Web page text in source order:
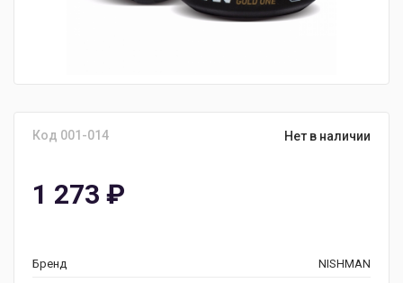
Код 001-014 Нет в наличии
1 273 ₽
Бренд
NISHMAN